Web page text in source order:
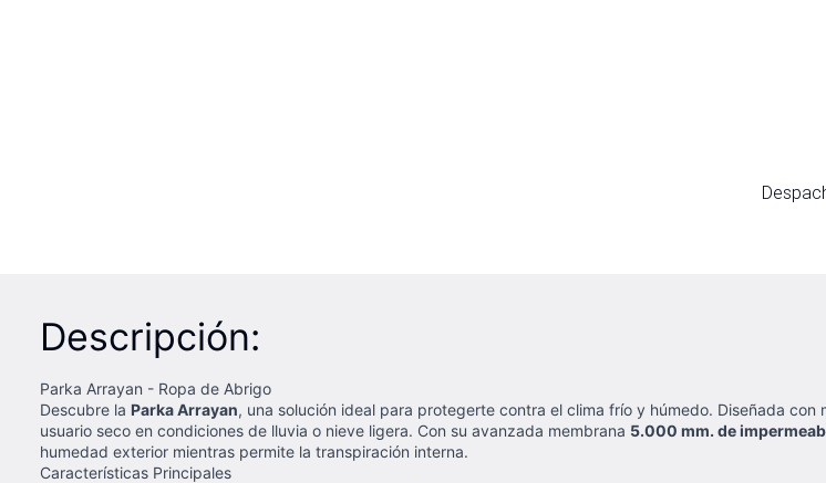
Descripción:
Parka Arrayan - Ropa de Abrigo
Descubre la Parka Arrayan, una solución ideal para protegerte contra el clima frío y húmedo. Diseñada
usuario seco en condiciones de lluvia o nieve ligera. Con su avanzada membrana 5.000 mm. de
humedad exterior mientras permite la transpiración interna.
Características Principales